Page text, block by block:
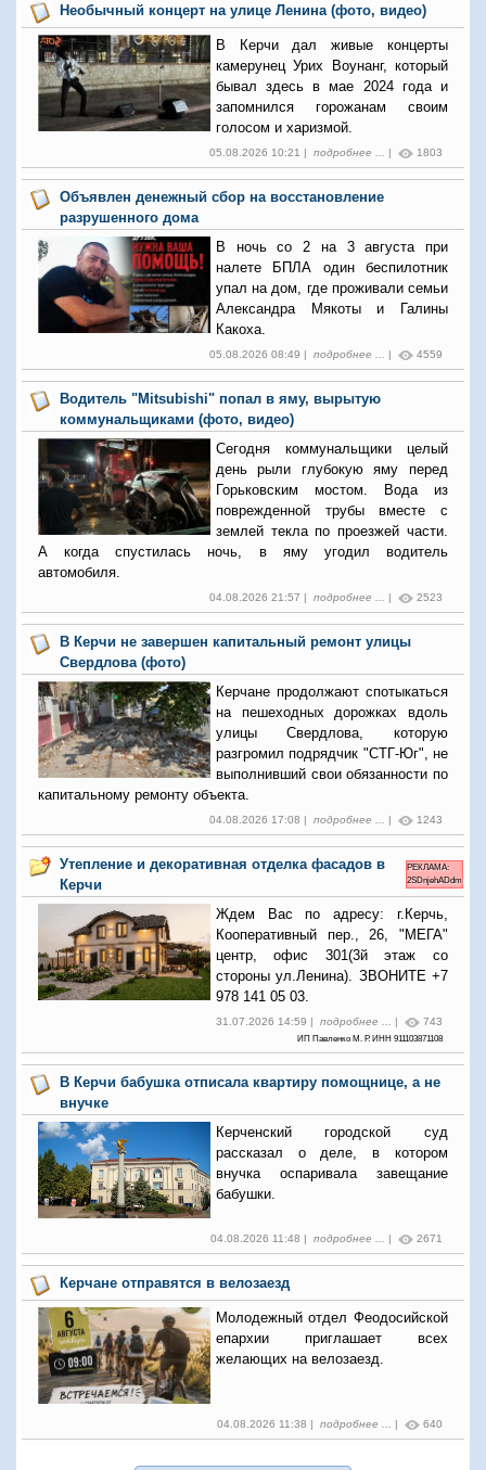
Необычный концерт на улице Ленина (фото, видео)
В Керчи дал живые концерты
камерунец Урих Воунанг, который
бывал здесь в мае 2024 года и
запомнился горожанам своим
голосом и харизмой.
05.08.2026 10:21 | подробнее ... | 1803
Объявлен денежный сбор на восстановление
разрушенного дома
В ночь со 2 на 3 августа при
налете БПЛА один беспилотник
упал на дом, где проживали семьи
Александра Мякоты и Галины
Какоха.
05.08.2026 08:49 | подробнее ... | 4559
Водитель "Mitsubishi" попал в яму, вырытую
коммунальщиками (фото, видео)
Сегодня коммунальщики целый
день рыли глубокую яму перед
Горьковским мостом. Вода из
поврежденной трубы вместе с
землей текла по проезжей части.
А когда спустилась ночь, в яму угодил водитель
автомобиля.
04.08.2026 21:57 | подробнее ... | 2523
В Керчи не завершен капитальный ремонт улицы
Свердлова (фото)
Керчане продолжают спотыкаться
на пешеходных дорожках вдоль
улицы Свердлова, которую
разгромил подрядчик "СТГ-Юг", не
выполнивший свои обязанности по
капитальному ремонту объекта.
04.08.2026 17:08 | подробнее ... | 1243
Утепление и декоративная отделка фасадов в
Керчи
РЕКЛАМА:
2SDnjehADdm
Ждем Вас по адресу: г.Керчь,
Кооперативный пер., 26, "МЕГА"
центр, офис 301(3й этаж со
стороны ул.Ленина). ЗВОНИТЕ +7
978 141 05 03.
31.07.2026 14:59 | подробнее ... | 743
ИП Павленко М. Р. ИНН 911103871108
В Керчи бабушка отписала квартиру помощнице, а не
внучке
Керченский городской суд
рассказал о деле, в котором
внучка оспаривала завещание
бабушки.
04.08.2026 11:48 | подробнее ... | 2671
Керчане отправятся в велозаезд
Молодежный отдел Феодосийской
епархии приглашает всех
желающих на велозаезд.
04.08.2026 11:38 | подробнее ... | 640